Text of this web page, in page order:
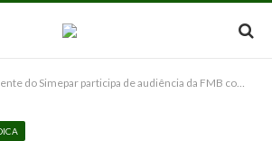
Simepar participa de audiência da FMB com o Vice-Presidente Geraldo Alckmin